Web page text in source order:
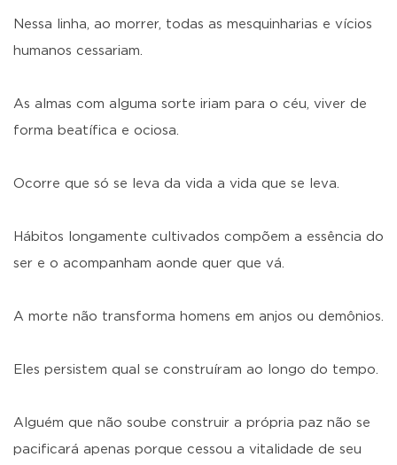
Nessa linha, ao morrer, todas as mesquinharias e vícios
humanos cessariam.
As almas com alguma sorte iriam para o céu, viver de
forma beatífica e ociosa.
Ocorre que só se leva da vida a vida que se leva.
Hábitos longamente cultivados compõem a essência do
ser e o acompanham aonde quer que vá.
A morte não transforma homens em anjos ou demônios.
Eles persistem qual se construíram ao longo do tempo.
Alguém que não soube construir a própria paz não se
pacificará apenas porque cessou a vitalidade de seu